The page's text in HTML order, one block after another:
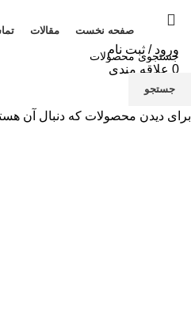
صفحه نخست مقالات
ورود / ثبت نام
0 علاقه مندی
منو
جستجو
برای دیدن محصولات که دنبال آن